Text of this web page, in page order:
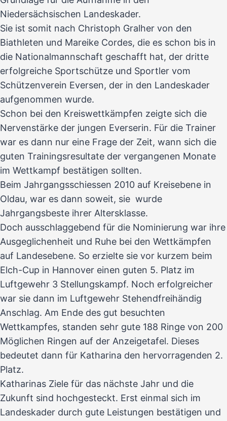
Niedersächsischen Landeskader.
Sie ist somit nach Christoph Gralher von den
Biathleten und Mareike Cordes, die es schon bis in
die Nationalmannschaft geschafft hat, der dritte
erfolgreiche Sportschütze und Sportler vom
Schützenverein Eversen, der in den Landeskader
aufgenommen wurde.
Schon bei den Kreiswettkämpfen zeigte sich die
Nervenstärke der jungen Everserin. Für die Trainer
war es dann nur eine Frage der Zeit, wann sich die
guten Trainingsresultate der vergangenen Monate
im Wettkampf bestätigen sollten.
Beim Jahrgangsschiessen 2010 auf Kreisebene in
Oldau, war es dann soweit, sie wurde
Jahrgangsbeste ihrer Altersklasse.
Doch ausschlaggebend für die Nominierung war ihre
Ausgeglichenheit und Ruhe bei den Wettkämpfen
auf Landesebene. So erzielte sie vor kurzem beim
Elch-Cup in Hannover einen guten 5. Platz im
Luftgewehr 3 Stellungskampf. Noch erfolgreicher
war sie dann im Luftgewehr Stehendfreihändig
Anschlag. Am Ende des gut besuchten
Wettkampfes, standen sehr gute 188 Ringe von 200
Möglichen Ringen auf der Anzeigetafel. Dieses
bedeutet dann für Katharina den hervorragenden 2.
Platz.
Katharinas Ziele für das nächste Jahr und die
Zukunft sind hochgesteckt. Erst einmal sich im
Landeskader durch gute Leistungen bestätigen und